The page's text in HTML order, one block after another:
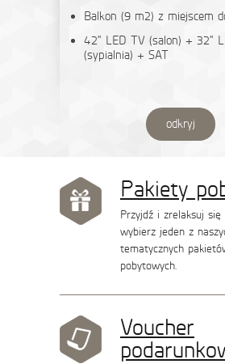
Balkon (9 m2) z miejscem
42“ LED TV (salon) + 32“
(sypialnia) + SAT
odkryj
Pakiety
Przyjdź i zrelaksuj się
wybierz jeden z
tematycznych
pobytowych.
Voucher